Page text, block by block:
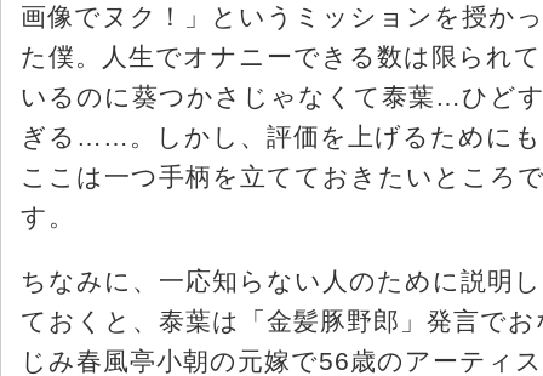
画像でヌク！」というミッションを授かっ
た僕。人生でオナニーできる数は限られて
いるのに葵つかさじゃなくて泰葉…ひど
ぎる……。しかし、評価を上げるためにも
ここは一つ手柄を立てておきたいところ
す。
ちなみに、一応知らない人のために説明し
ておくと、泰葉は「金髪豚野郎」発言でお
じみ春風亭小朝の元嫁で56歳のアーティス